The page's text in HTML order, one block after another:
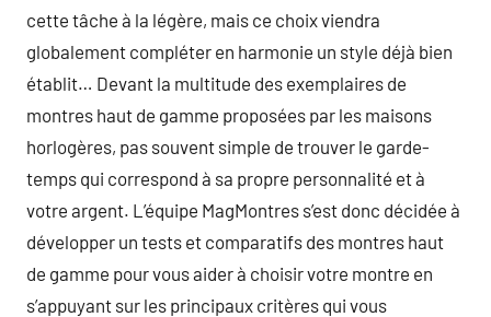
cette tâche à la légère, mais ce choix viendra
globalement compléter en harmonie un style déjà bien
établit… Devant la multitude des exemplaires de
montres haut de gamme proposées par les maisons
horlogères, pas souvent simple de trouver le garde-
temps qui correspond à sa propre personnalité et à
votre argent. L’équipe MagMontres s’est donc décidée à
développer un tests et comparatifs des montres haut
de gamme pour vous aider à choisir votre montre en
s’appuyant sur les principaux critères qui vous